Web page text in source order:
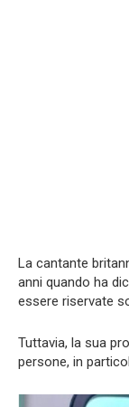
La cantante
anni quando ha
essere riservate
Tuttavia, la sua
persone, in